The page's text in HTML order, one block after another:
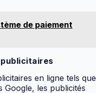
de paiement
publicitaires
en ligne tels que
Google, les publicités